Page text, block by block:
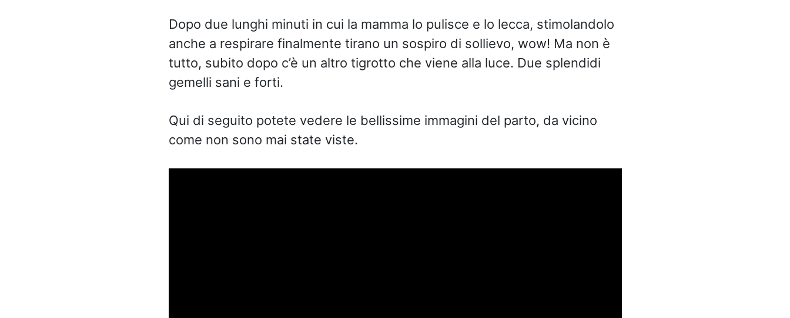
Dopo due lunghi minuti in cui la mamma lo pulisce e lo lecca, stimolandolo
anche a respirare finalmente tirano un sospiro di sollievo, wow! Ma non è
tutto, subito dopo c’è un altro tigrotto che viene alla luce. Due splendidi
gemelli sani e forti.
Qui di seguito potete vedere le bellissime immagini del parto, da vicino
come non sono mai state viste.